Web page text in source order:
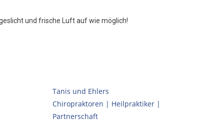
und frische Luft auf wie möglich!
Tanis und Ehlers
Chiropraktoren | Heilpraktiker |
Partnerschaft